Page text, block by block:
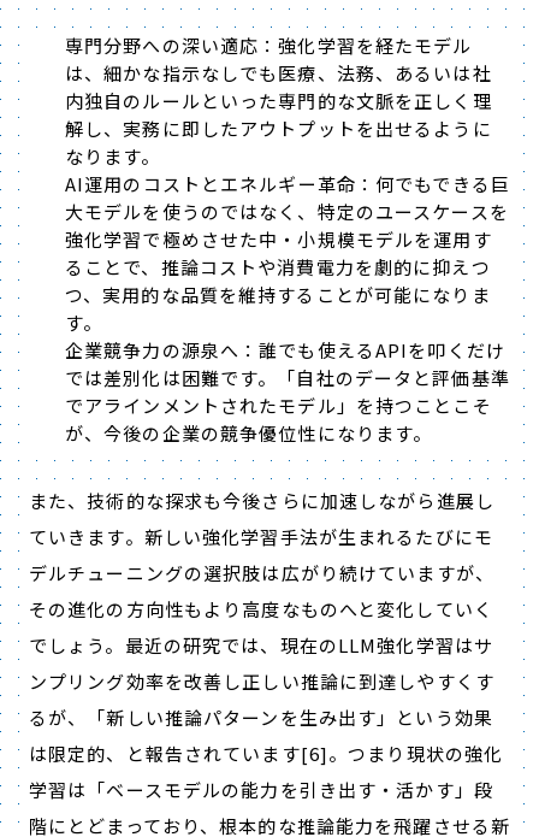
専門分野への深い適応：強化学習を経たモデル
は、細かな指示なしでも医療、法務、あるいは社
内独自のルールといった専門的な文脈を正しく理
解し、実務に即したアウトプットを出せるように
なります。
AI運用のコストとエネルギー革命：何でもできる巨
大モデルを使うのではなく、特定のユースケースを
強化学習で極めさせた中・小規模モデルを運用す
ることで、推論コストや消費電力を劇的に抑えつ
つ、実用的な品質を維持することが可能になりま
す。
企業競争力の源泉へ：誰でも使えるAPIを叩くだけ
では差別化は困難です。「自社のデータと評価基準
でアラインメントされたモデル」を持つことこそ
が、今後の企業の競争優位性になります。
また、技術的な探求も今後さらに加速しながら進展し
ていきます。新しい強化学習手法が生まれるたびにモ
デルチューニングの選択肢は広がり続けていますが、
その進化の方向性もより高度なものへと変化していく
でしょう。最近の研究では、現在のLLM強化学習はサ
ンプリング効率を改善し正しい推論に到達しやすくす
るが、「新しい推論パターンを生み出す」という効果
は限定的、と報告されています[6]。つまり現状の強化
学習は「ベースモデルの能力を引き出す・活かす」段
階にとどまっており、根本的な推論能力を飛躍させる新